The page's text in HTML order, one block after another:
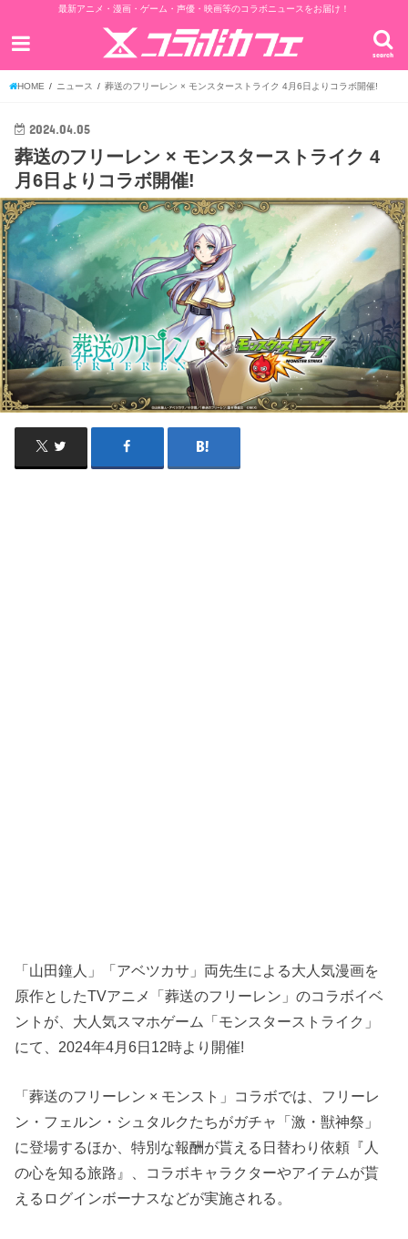
最新アニメ・漫画・ゲーム・声優・映画等のコラボニュースをお届け！
search
HOME ニュース 葬送のフリーレン × モンスターストライク 4月6日よりコラボ開催!
2024.04.05
葬送のフリーレン × モンスターストライク 4
月6日よりコラボ開催!
「山田鐘人」「アベツカサ」両先生による大人気漫画を
原作としたTVアニメ「葬送のフリーレン」のコラボイベ
ントが、大人気スマホゲーム「モンスターストライク」
にて、2024年4月6日12時より開催!
「葬送のフリーレン × モンスト」コラボでは、フリーレ
ン・フェルン・シュタルクたちがガチャ「激・獣神祭」
に登場するほか、特別な報酬が貰える日替わり依頼『人
の心を知る旅路』、コラボキャラクターやアイテムが貰
えるログインボーナスなどが実施される。